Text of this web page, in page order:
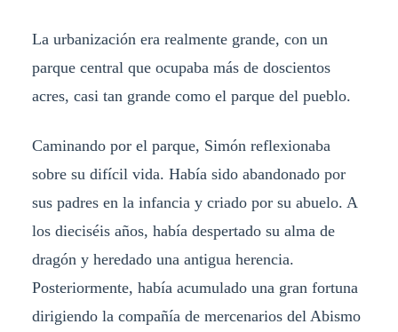
La urbanización era realmente grande, con un
parque central que ocupaba más de doscientos
acres, casi tan grande como el parque del pueblo.
Caminando por el parque, Simón reflexionaba
sobre su difícil vida. Había sido abandonado por
sus padres en la infancia y criado por su abuelo. A
los dieciséis años, había despertado su alma de
dragón y heredado una antigua herencia.
Posteriormente, había acumulado una gran fortuna
dirigiendo la compañía de mercenarios del Abismo